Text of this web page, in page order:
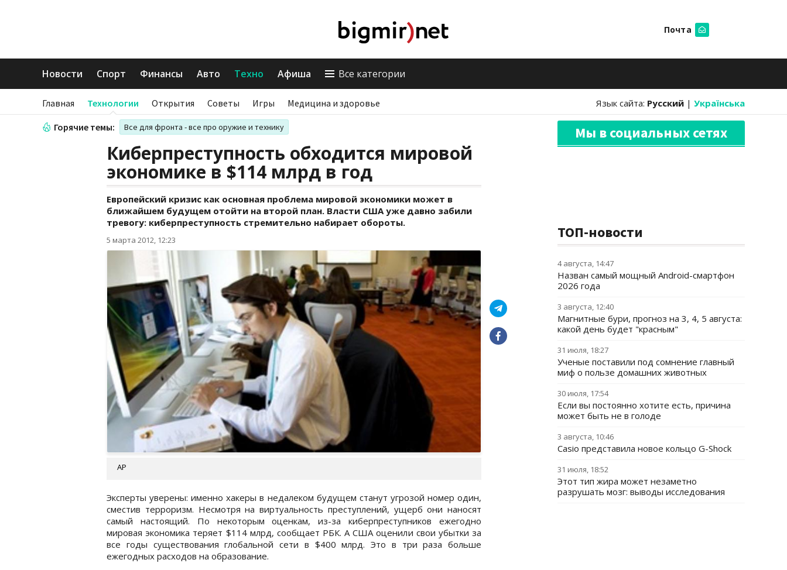
Почта
Новости Спорт Финансы Авто Техно Афиша Все категории
Главная Технологии Открытия Советы Игры Медицина и здоровье Язык сайта: Русский | Українська
Горячие темы: Все для фронта - все про оружие и технику
Киберпреступность обходится мировой
экономике в $114 млрд в год
Европейский кризис как основная проблема мировой экономики может в
ближайшем будущем отойти на второй план. Власти США уже давно забили
тревогу: киберпреступность стремительно набирает обороты.
5 марта 2012, 12:23
АР
Эксперты уверены: именно хакеры в недалеком будущем станут угрозой номер один,
сместив терроризм. Несмотря на виртуальность преступлений, ущерб они наносят
самый настоящий. По некоторым оценкам, из-за киберпреступников ежегодно
мировая экономика теряет $114 млрд, сообщает РБК. А США оценили свои убытки за
все годы существования глобальной сети в $400 млрд. Это в три раза больше
ежегодных расходов на образование.
Мы в социальных сетях
ТОП-новости
4 августа, 14:47
Назван самый мощный Android-смартфон
2026 года
3 августа, 12:40
Магнитные бури, прогноз на 3, 4, 5 августа:
какой день будет "красным"
31 июля, 18:27
Ученые поставили под сомнение главный
миф о пользе домашних животных
30 июля, 17:54
Если вы постоянно хотите есть, причина
может быть не в голоде
3 августа, 10:46
Casio представила новое кольцо G-Shock
31 июля, 18:52
Этот тип жира может незаметно
разрушать мозг: выводы исследования